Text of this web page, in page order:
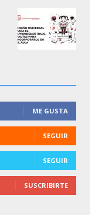
ME GUSTA
SEGUIR
SEGUIR
SUSCRIBIRTE